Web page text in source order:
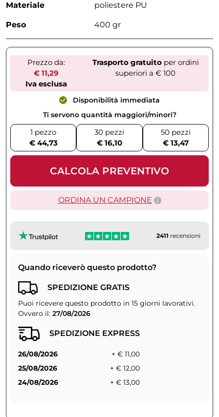
Materiale poliestere PU
Peso 400 gr
Prezzo da:
€ 11,29
Iva esclusa
Trasporto gratuitoper ordini
superiori a € 100
Disponibilità immediata
Ti servono quantità maggiori/minori?
1 pezzo
€ 44,73
30 pezzi
€ 16,10
50 pezzi
€ 13,47
CALCOLA PREVENTIVO
ORDINA UN CAMPIONE
2411 recensioni
Quando riceverò questo prodotto?
SPEDIZIONE GRATIS
Puoi ricevere questo prodotto in 15 giorni lavorativi.
Ovvero il: 27/08/2026
SPEDIZIONE EXPRESS
26/08/2026
+ € 11,00
25/08/2026
+ € 12,00
24/08/2026
+ € 13,00